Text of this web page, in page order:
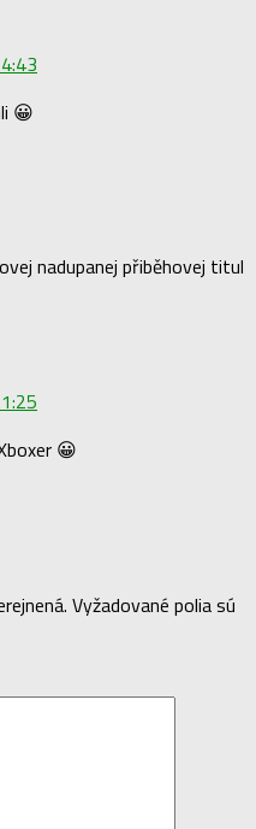
😀
nadupanej přiběhovej titul
😀
Vyžadované polia sú